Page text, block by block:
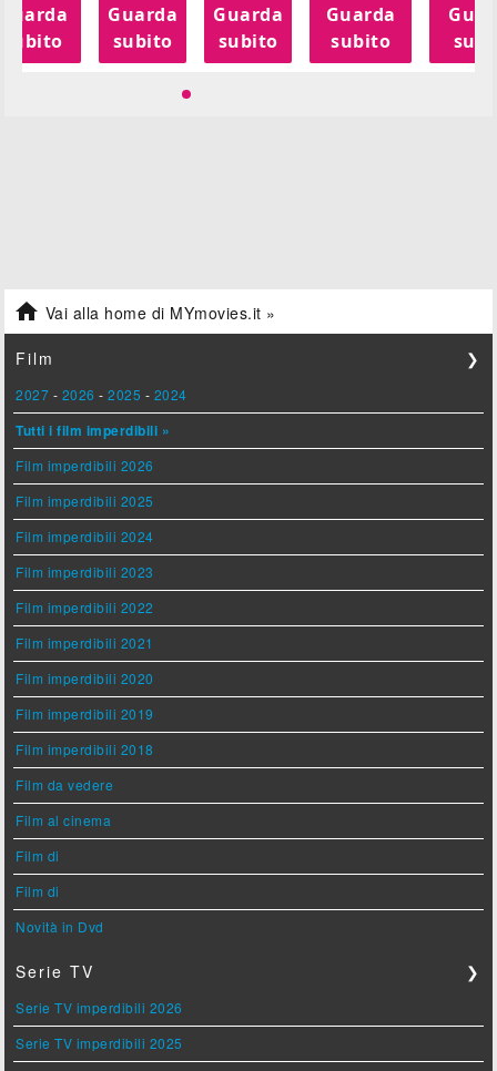
subito
Guarda
subito
Guarda
subito
Guarda
subito
 Vai alla home di MYmovies.it »
Film ❯
2027 - 2026 -2025 - 2024
Tutti i film imperdibili »
Film imperdibili 2026
Film imperdibili 2025
Film imperdibili 2024
Film imperdibili 2023
Film imperdibili 2022
Film imperdibili 2021
Film imperdibili 2020
Film imperdibili 2019
Film imperdibili 2018
Film da vedere
Film al cinema
Film di
Film di
Novità in Dvd
Serie TV ❯
Serie TV imperdibili 2026
Serie TV imperdibili 2025